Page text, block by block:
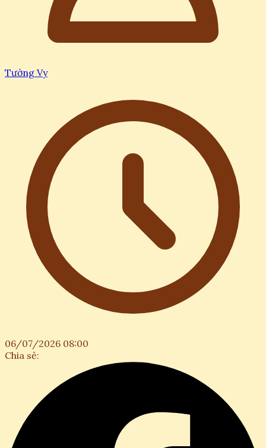
Tường Vy
06/07/2026 08:00
Chia sẻ: